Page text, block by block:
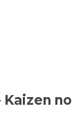
Kaizen no